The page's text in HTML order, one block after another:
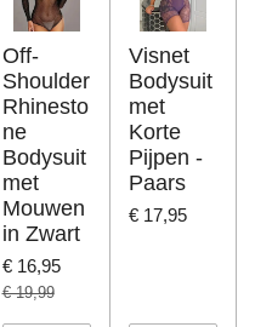
Off-
Shoulder
Rhinesto
ne
Bodysuit
met
Mouwen
in Zwart
€ 16,95
€ 19,99
Visnet
Bodysuit
met
Korte
Pijpen -
Paars
€ 17,95